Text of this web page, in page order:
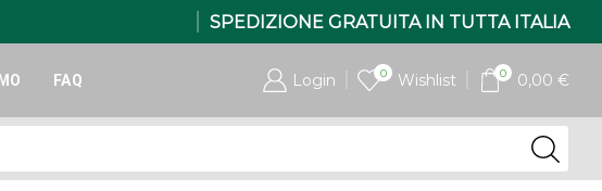
SPEDIZIONE GRATUITA IN TUTTA ITALIA
FAQ Login 0 Wishlist 0 0,00 €
input